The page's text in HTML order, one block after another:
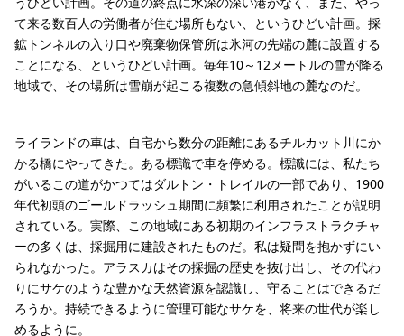
て来る数百人の労働者が住む場所もない、というひどい計画。採
鉱トンネルの入り口や廃棄物保管所は氷河の先端の麓に設置する
ことになる、というひどい計画。毎年10～12メートルの雪が降る
地域で、その場所は雪崩が起こる複数の急傾斜地の麓なのだ。
ライランドの車は、自宅から数分の距離にあるチルカット川にか
かる橋にやってきた。ある標識で車を停める。標識には、私たち
がいるこの道がかつてはダルトン・トレイルの一部であり、1900
年代初頭のゴールドラッシュ期間に頻繁に利用されたことが説明
されている。実際、この地域にある初期のインフラストラクチャ
ーの多くは、採掘用に建設されたものだ。私は疑問を抱かずにい
られなかった。アラスカはその採掘の歴史を抜け出し、その代わ
りにサケのような豊かな天然資源を認識し、守ることはできるだ
ろうか。持続できるように管理可能なサケを、将来の世代が楽し
めるように。